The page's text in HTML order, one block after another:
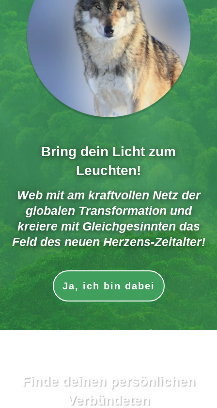
Bring dein Licht zum
Leuchten!
Web mit am kraftvollen Netz der
globalen Transformation und
kreiere mit Gleichgesinnten das
Feld des neuen Herzens-Zeitalter!
Ja, ich bin dabei
Finde deinen persönlichen
Verbündeten